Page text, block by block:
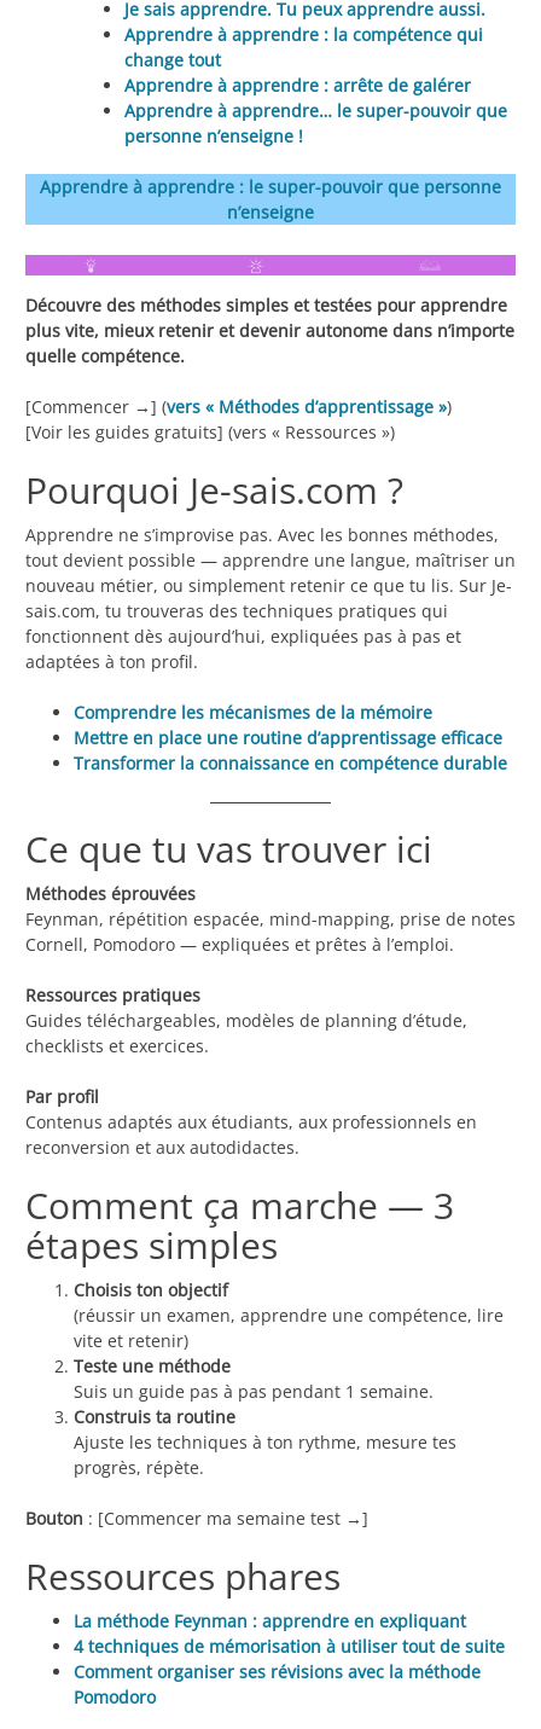
Je sais apprendre. Tu peux apprendre aussi.
Apprendre à apprendre : la compétence qui
change tout
Apprendre à apprendre : arrête de galérer
Apprendre à apprendre… le super-pouvoir que
personne n’enseigne !
Apprendre à apprendre : le super-pouvoir que personne
n’enseigne
Découvre des méthodes simples et testées pour apprendre
plus vite, mieux retenir et devenir autonome dans n’importe
quelle compétence.
[Commencer →] (vers « Méthodes d’apprentissage »)
[Voir les guides gratuits] (vers « Ressources »)
Pourquoi Je-sais.com ?
Apprendre ne s’improvise pas. Avec les bonnes méthodes,
tout devient possible — apprendre une langue, maîtriser un
nouveau métier, ou simplement retenir ce que tu lis. Sur Je-
sais.com, tu trouveras des techniques pratiques qui
fonctionnent dès aujourd’hui, expliquées pas à pas et
adaptées à ton profil.
Comprendre les mécanismes de la mémoire
Mettre en place une routine d’apprentissage efficace
Transformer la connaissance en compétence durable
Ce que tu vas trouver ici
Méthodes éprouvées
Feynman, répétition espacée, mind-mapping, prise de notes
Cornell, Pomodoro — expliquées et prêtes à l’emploi.
Ressources pratiques
Guides téléchargeables, modèles de planning d’étude,
checklists et exercices.
Par profil
Contenus adaptés aux étudiants, aux professionnels en
reconversion et aux autodidactes.
Comment ça marche — 3
étapes simples
Choisis ton objectif
(réussir un examen, apprendre une compétence, lire
vite et retenir)
Teste une méthode
Suis un guide pas à pas pendant 1 semaine.
Construis ta routine
Ajuste les techniques à ton rythme, mesure tes
progrès, répète.
Bouton : [Commencer ma semaine test →]
Ressources phares
La méthode Feynman : apprendre en expliquant
4 techniques de mémorisation à utiliser tout de suite
Comment organiser ses révisions avec la méthode
Pomodoro